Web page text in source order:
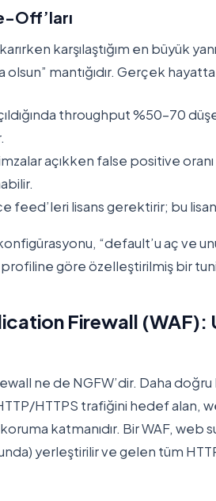
Off’ları
karşılaştığım en büyük
olsun” mantığıdır. Gerçek
throughput %50-70
açıkken false positive
feed’leri lisans gerektirir; bu
“default’u aç ve
göre özelleştirilmiş bir
Firewall (WAF):
ne de NGFW’dir. Daha
HTTPS trafiğini hedef alan,
katmanıdır. Bir WAF, web
yerleştirilir ve gelen tüm